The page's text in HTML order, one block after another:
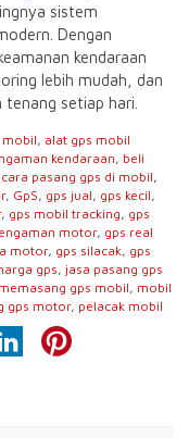
sistem
Dengan
kendaraan
lebih mudah, dan
setiap hari.
mobil, alat gps mobil
kendaraan, beli
cara pasang gps di mobil,
, GpS, gps jual, gps kecil,
, gps mobil tracking, gps
motor, gps real
motor, gps silacak, gps
gps, jasa pasang gps
memasang gps mobil, mobil
gps motor, pelacak mobil